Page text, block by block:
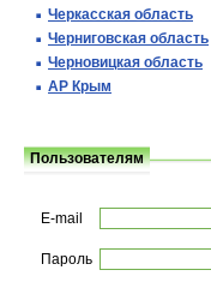
Черкасская область
Черниговская область
Черновицкая область
АР Крым
Пользователям
E-mail
Пароль